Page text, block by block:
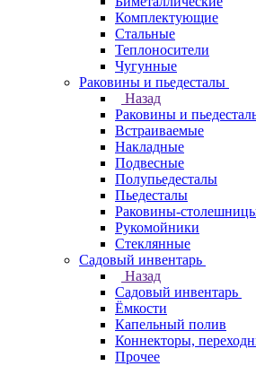
Комплектующие
Стальные
Теплоносители
Чугунные
Раковины и пьедесталы
Назад
Раковины и
Встраиваемые
Накладные
Подвесные
Полупьедесталы
Пьедесталы
Раковины-
Рукомойники
Стеклянные
Садовый инвентарь
Назад
Садовый инвентарь
Ёмкости
Капельный полив
Коннекторы,
Прочее